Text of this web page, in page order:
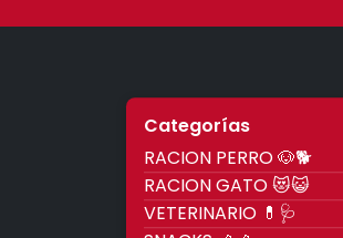
Categorías
RACION PERRO 🐶🐕
RACION GATO 😻😺
VETERINARIO 💊🩺